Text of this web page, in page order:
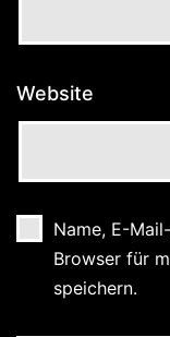
Website
Name, E-
Browser für
speichern.